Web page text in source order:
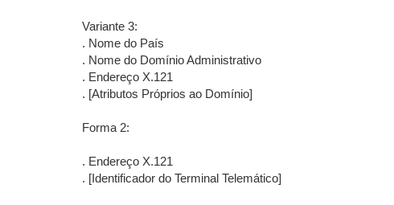
Variante 3:
. Nome do País
. Nome do Domínio Administrativo
. Endereço X.121
. [Atributos Próprios ao Domínio]
Forma 2:
. Endereço X.121
. [Identificador do Terminal Telemático]